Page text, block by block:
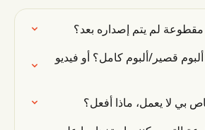
لم يتم إصداره بعد؟
قصير/ألبوم كامل؟ أو فيديو
بي لا يعمل، ماذا أفعل؟